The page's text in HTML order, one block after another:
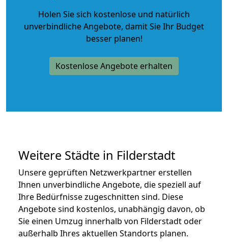
Holen Sie sich kostenlose und natürlich
unverbindliche Angebote, damit Sie Ihr Budget
besser planen!
Kostenlose Angebote erhalten
Weitere Städte in Filderstadt
Unsere geprüften Netzwerkpartner erstellen
Ihnen unverbindliche Angebote, die speziell auf
Ihre Bedürfnisse zugeschnitten sind. Diese
Angebote sind kostenlos, unabhängig davon, ob
Sie einen Umzug innerhalb von Filderstadt oder
außerhalb Ihres aktuellen Standorts planen.